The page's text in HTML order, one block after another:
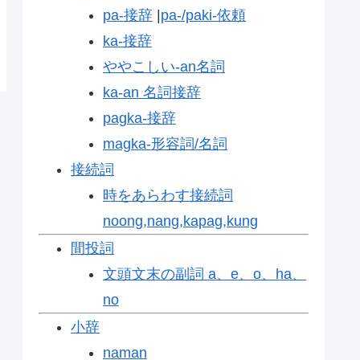
pa-接辞 pa-/paki-依頼
ka-接辞
ややこしい-an名詞
ka-an 名詞接辞
pagka-接辞
magka-形容詞/名詞
接続詞
時をあらわす接続詞
noong,nang,kapag,kung
間投詞
文頭文末の副詞 a、e、o、ha、
no
小辞
naman